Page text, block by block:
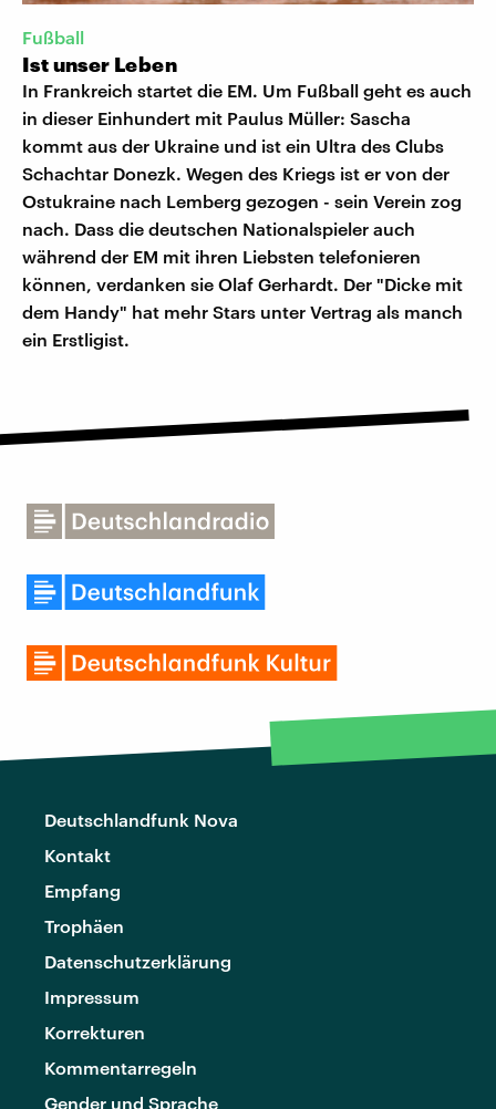
Fußball
Ist unser Leben
In Frankreich startet die EM. Um Fußball geht es auch
in dieser Einhundert mit Paulus Müller: Sascha
kommt aus der Ukraine und ist ein Ultra des Clubs
Schachtar Donezk. Wegen des Kriegs ist er von der
Ostukraine nach Lemberg gezogen - sein Verein zog
nach. Dass die deutschen Nationalspieler auch
während der EM mit ihren Liebsten telefonieren
können, verdanken sie Olaf Gerhardt. Der "Dicke mit
dem Handy" hat mehr Stars unter Vertrag als manch
ein Erstligist.
Deutschlandfunk Nova
Kontakt
Empfang
Trophäen
Datenschutzerklärung
Impressum
Korrekturen
Kommentarregeln
Gender und Sprache